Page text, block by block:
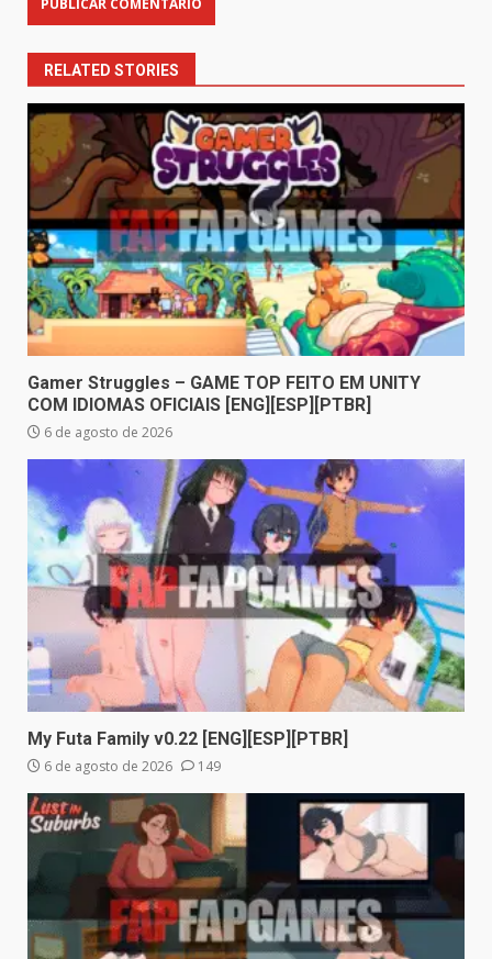
RELATED STORIES
Gamer Struggles – GAME TOP FEITO EM UNITY
COM IDIOMAS OFICIAIS [ENG][ESP][PTBR]
6 de agosto de 2026
My Futa Family v0.22 [ENG][ESP][PTBR]
6 de agosto de 2026 149